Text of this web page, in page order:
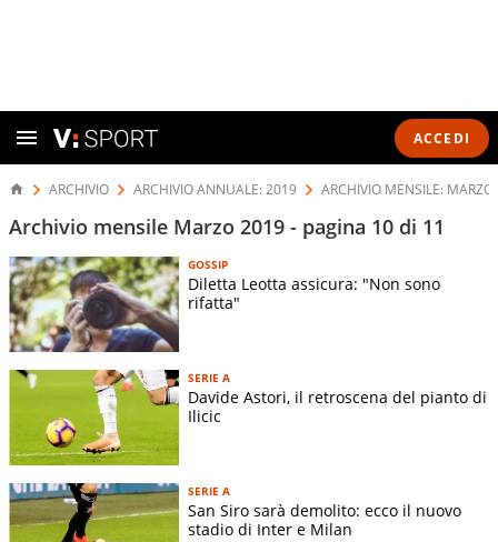
ACCEDI
ARCHIVIO ARCHIVIO ANNUALE: 2019 ARCHIVIO MENSILE:
Archivio mensile Marzo 2019 - pagina 10 di 11
GOSSIP
Diletta Leotta assicura: "Non sono
rifatta"
SERIE A
Davide Astori, il retroscena del pianto di
Ilicic
SERIE A
San Siro sarà demolito: ecco il nuovo
stadio di Inter e Milan